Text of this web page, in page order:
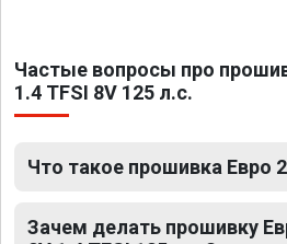
Частые вопросы про
1.4 TFSI 8V 125 л.с.
Что такое прошивка Евро
Зачем делать прошивку